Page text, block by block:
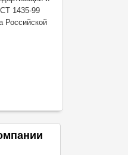
1435-99
Российской